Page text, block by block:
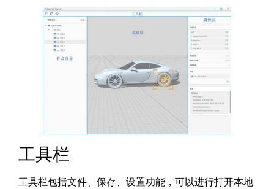
工具栏
工具栏包括文件、保存、设置功能，可以进行打开本地